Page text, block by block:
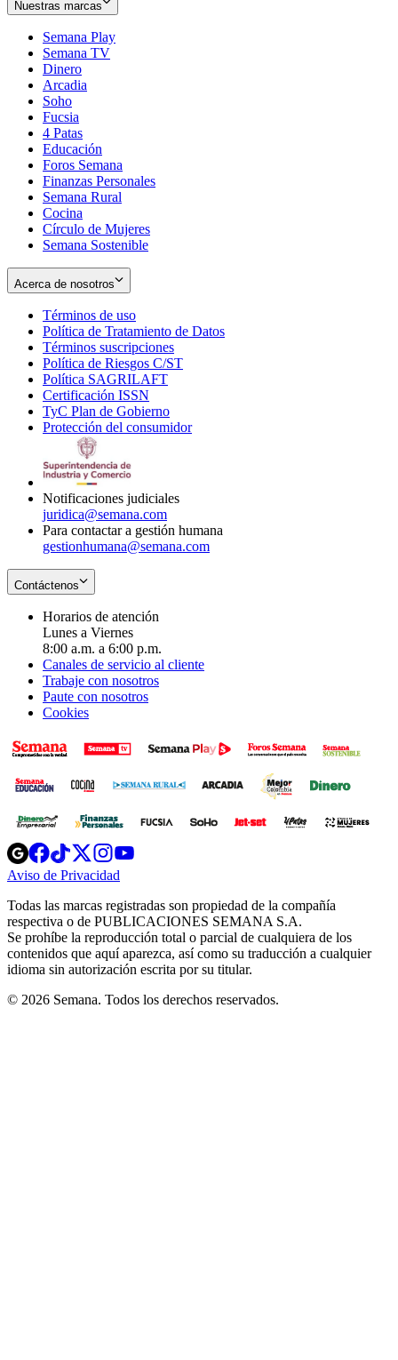
Nuestras marcas
Semana Play
Semana TV
Dinero
Arcadia
Soho
in
new
window
Fucsia
in
new
window
4 Patas
Educación
Foros Semana
Finanzas Personales
Semana Rural
Cocina
Círculo de Mujeres
Semana Sostenible
Acerca de nosotros
Términos de uso
in
new
window
Política de Tratamiento de Datos
Términos suscripciones
in
Política de Riesgos C/ST
Política SAGRILAFT
new
window
Certificación ISSN
in
new
TyC Plan de Gobierno
in
Protección del consumidorOpens
Notificaciones judiciales
juridica@semana.com
Para contactar a gestión humana
gestionhumana@semana.com
Contáctenos
Horarios de atención
Lunes a Viernes
8:00 a.m. a 6:00 p.m.
Canales de servicio al cliente
Trabaje con nosotros
Paute con nosotros
Cookies
Opens
in
new
Opens
in
new
Opens
in
new
window
Opens
new
windowwindow
Aviso de Privacidad
new
window
Todas las marcas registradas son propiedad de la compañía
respectiva o de PUBLICACIONES SEMANA S.A.
Se prohíbe la reproducción total o parcial de cualquiera de los
contenidos que aquí aparezca, así como su traducción a cualquier
idioma sin autorización escrita por su titular.
© 2026 Semana. Todos los derechos reservados.